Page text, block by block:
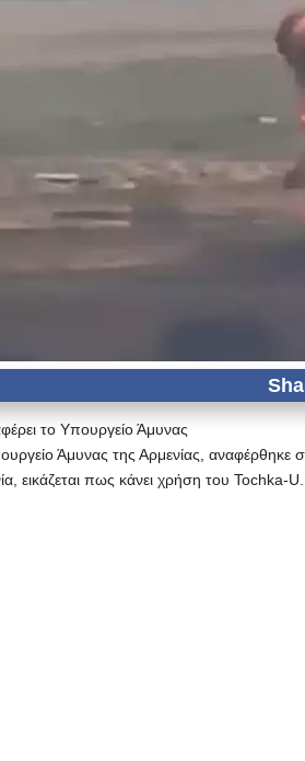
το Υπουργείο Άμυνας
Άμυνας της Αρμενίας, αναφέρθηκε
εικάζεται πως κάνει χρήση του Tochka-